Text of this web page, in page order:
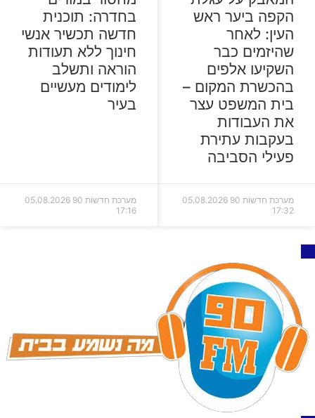
הקפה ביער ראש
העין: לאחר
שהיזמים כבר
השקיעו אלפים
בהכשרת המקום –
בית המשפט עצר
את העבודות
בעקבות עתירת
פעילי הסביבה
מערכת חדשות 90
05.08.2026
17:32
בחדרה: תוכנית
חדשה תכשיר אנשי
חינוך ללא תעודות
הוראה ותשלב
לימודים מעשיים
בעיר
מערכת חדשות 90
05.08.2026
17:16